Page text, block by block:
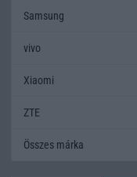
Samsung
vivo
Xiaomi
ZTE
Összes márka